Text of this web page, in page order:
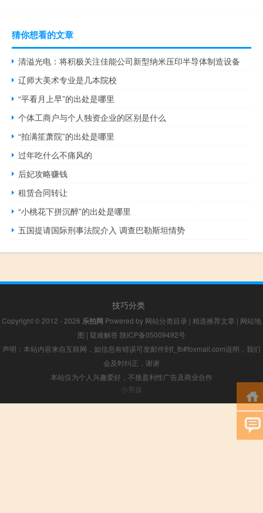
猜你想看的文章
清溢光电：将积极关注佳能公司新型纳米压印半导体制造设备
辽师大美术专业是几本院校
“平看月上早”的出处是哪里
个体工商户与个人独资企业的区别是什么
“拍满笙萧院”的出处是哪里
过年吃什么不痛风的
后妃攻略赚钱
租赁合同转让
“小桃花下拼沉醉”的出处是哪里
五国提请国际刑事法院介入 调查巴勒斯坦情势
技巧分类
Copyright © 2012 - 2026 乐拍网 Powered by 网站分类目录 | 精选推荐文章 | 网站地
图 | 疑难解答 陕ICP备05009492号
声明：本站内容来自互联网，如信息有错误可发邮件到f_fb#foxmail.com说明，我们
会及时纠正，谢谢
本站仅为个人兴趣爱好，不接盈利性广告及商业合作
小男孩